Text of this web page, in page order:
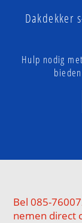
Dakdekker
Hulp nodig
Bel 085-
nemen direct